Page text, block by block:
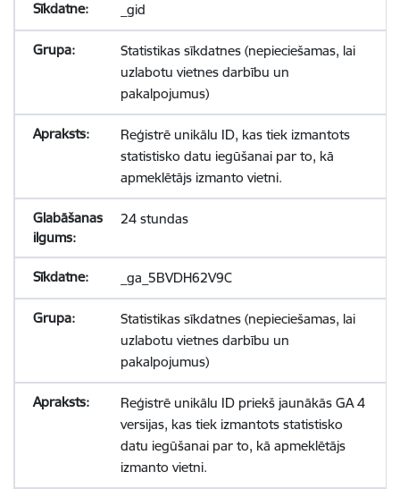
_gid
Statistikas sīkdatnes (nepieciešamas, lai
uzlabotu vietnes darbību un
pakalpojumus)
Reģistrē unikālu ID, kas tiek izmantots
statistisko datu iegūšanai par to, kā
apmeklētājs izmanto vietni.
24 stundas
_ga_5BVDH62V9C
Statistikas sīkdatnes (nepieciešamas, lai
uzlabotu vietnes darbību un
pakalpojumus)
Reģistrē unikālu ID priekš jaunākās GA 4
versijas, kas tiek izmantots statistisko
datu iegūšanai par to, kā apmeklētājs
izmanto vietni.